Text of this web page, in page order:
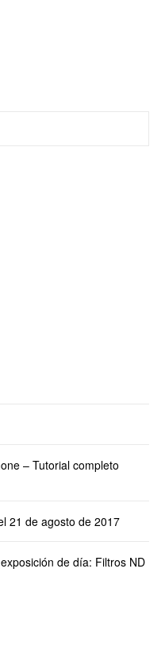
– Tutorial completo
21 de agosto de 2017
de día: Filtros ND